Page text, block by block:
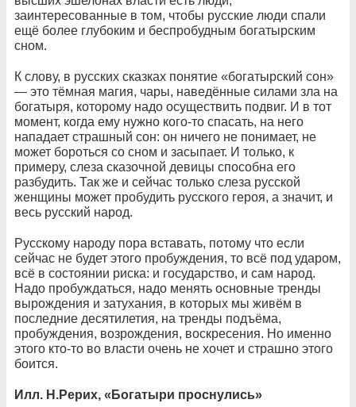
заинтересованные в том, чтобы русские люди спали
ещё более глубоким и беспробудным богатырским
сном.
К слову, в русских сказках понятие «богатырский сон»
— это тёмная магия, чары, наведённые силами зла на
богатыря, которому надо осуществить подвиг. И в тот
момент, когда ему нужно кого-то спасать, на него
нападает страшный сон: он ничего не понимает, не
может бороться со сном и засыпает. И только, к
примеру, слеза сказочной девицы способна его
разбудить. Так же и сейчас только слеза русской
женщины может пробудить русского героя, а значит, и
весь русский народ.
Русскому народу пора вставать, потому что если
сейчас не будет этого пробуждения, то всё под ударом,
всё в состоянии риска: и государство, и сам народ.
Надо пробуждаться, надо менять основные тренды
вырождения и затухания, в которых мы живём в
последние десятилетия, на тренды подъёма,
пробуждения, возрождения, воскресения. Но именно
этого кто-то во власти очень не хочет и страшно этого
боится.
Илл. Н.Рерих, «Богатыри проснулись»